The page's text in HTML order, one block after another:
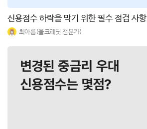
신용점수 하락을 막기 위한 필수 점검 사항
최아름(올크레딧 전문가)